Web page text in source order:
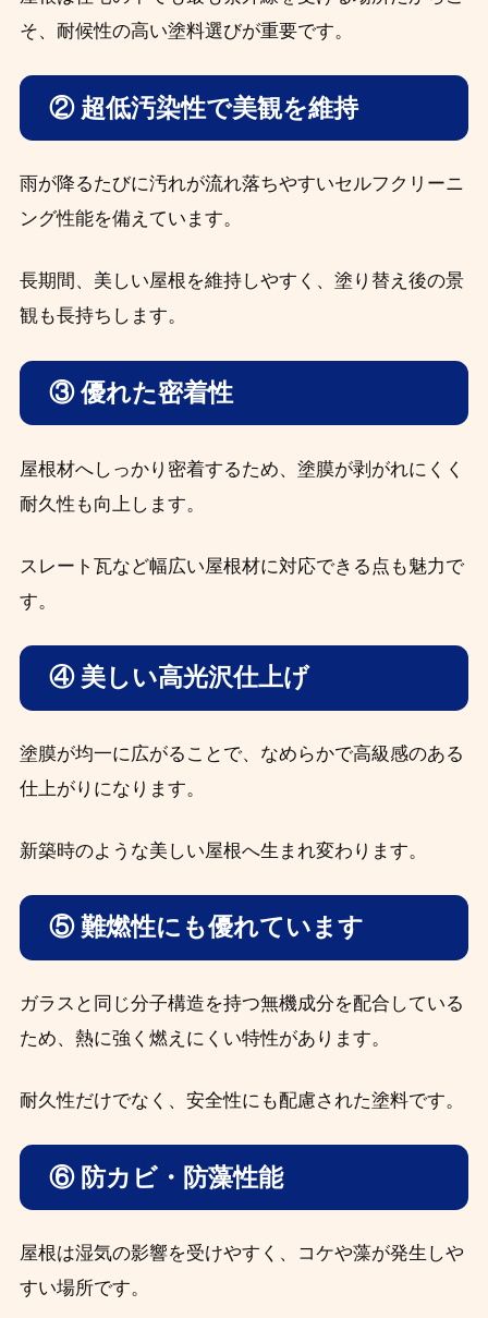
そ、耐候性の高い塗料選びが重要です。
② 超低汚染性で美観を維持
雨が降るたびに汚れが流れ落ちやすいセルフクリーニ
ング性能を備えています。
長期間、美しい屋根を維持しやすく、塗り替え後の景
観も長持ちします。
③ 優れた密着性
屋根材へしっかり密着するため、塗膜が剥がれにくく
耐久性も向上します。
スレート瓦など幅広い屋根材に対応できる点も魅力で
す。
④ 美しい高光沢仕上げ
塗膜が均一に広がることで、なめらかで高級感のある
仕上がりになります。
新築時のような美しい屋根へ生まれ変わります。
⑤ 難燃性にも優れています
ガラスと同じ分子構造を持つ無機成分を配合している
ため、熱に強く燃えにくい特性があります。
耐久性だけでなく、安全性にも配慮された塗料です。
⑥ 防カビ・防藻性能
屋根は湿気の影響を受けやすく、コケや藻が発生しや
すい場所です。